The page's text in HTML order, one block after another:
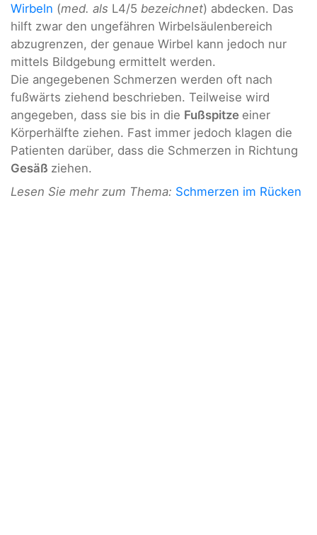
Wirbeln (med. als L4/5 bezeichnet) abdecken. Das
hilft zwar den ungefähren Wirbelsäulenbereich
abzugrenzen, der genaue Wirbel kann jedoch nur
mittels Bildgebung ermittelt werden.
Die angegebenen Schmerzen werden oft nach
fußwärts ziehend beschrieben. Teilweise wird
angegeben, dass sie bis in die Fußspitze einer
Körperhälfte ziehen. Fast immer jedoch klagen die
Patienten darüber, dass die Schmerzen in Richtung
Gesäß ziehen.
Lesen Sie mehr zum Thema: Schmerzen im Rücken